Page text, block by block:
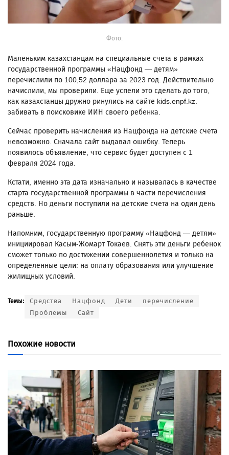
Фото:
Маленьким казахстанцам на специальные счета в рамках
государственной программы «Нацфонд — детям»
перечислили по 100,52 доллара за 2023 год. Действительно
начислили, мы проверили. Еще успели это сделать до того,
как казахстанцы дружно ринулись на сайте kids.enpf.kz.
забивать в поисковике ИИН своего ребенка.
Сейчас проверить начисления из Нацфонда на детские счета
невозможно. Сначала сайт выдавал ошибку. Теперь
появилось объявление, что сервис будет доступен с 1
февраля 2024 года.
Кстати, именно эта дата изначально и называлась в качестве
старта государственной программы в части перечисления
средств. Но деньги поступили на детские счета на один день
раньше.
Напомним, государственную программу «Нацфонд — детям»
инициировал Касым-Жомарт Токаев. Снять эти деньги ребенок
сможет только по достижении совершеннолетия и только на
определенные цели: на оплату образования или улучшение
жилищных условий.
Темы: Средства Нацфонд Дети
перечисление
Проблемы
Сайт
Похожие новости